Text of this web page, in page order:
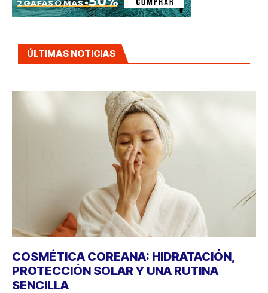
ÚLTIMAS NOTICIAS
COSMÉTICA COREANA: HIDRATACIÓN,
PROTECCIÓN SOLAR Y UNA RUTINA
SENCILLA